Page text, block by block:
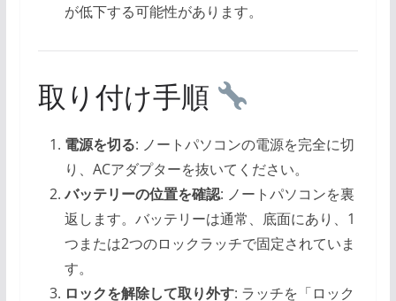
が低下する可能性があります。
取り付け手順
電源を切る: ノートパソコンの電源を完全に切
り、ACアダプターを抜いてください。
バッテリーの位置を確認: ノートパソコンを裏
返します。バッテリーは通常、底面にあり、1
つまたは2つのロックラッチで固定されていま
す。
ロックを解除して取り外す: ラッチを「ロック